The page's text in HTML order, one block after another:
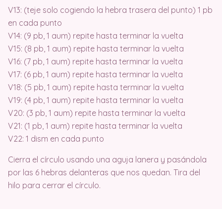
V13: (teje solo cogiendo la hebra trasera del punto) 1 pb
en cada punto
V14: (9 pb, 1 aum) repite hasta terminar la vuelta
V15: (8 pb, 1 aum) repite hasta terminar la vuelta
V16: (7 pb, 1 aum) repite hasta terminar la vuelta
V17: (6 pb, 1 aum) repite hasta terminar la vuelta
V18: (5 pb, 1 aum) repite hasta terminar la vuelta
V19: (4 pb, 1 aum) repite hasta terminar la vuelta
V20: (3 pb, 1 aum) repite hasta terminar la vuelta
V21: (1 pb, 1 aum) repite hasta terminar la vuelta
V22: 1 dism en cada punto
Cierra el círculo usando una aguja lanera y pasándola
por las 6 hebras delanteras que nos quedan. Tira del
hilo para cerrar el círculo.